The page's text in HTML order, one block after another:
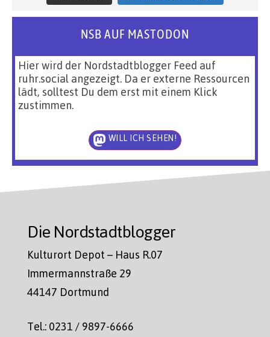
NSB AUF MASTODON
Hier wird der Nordstadtblogger Feed auf
ruhr.social angezeigt. Da er externe Ressourcen
lädt, solltest Du dem erst mit einem Klick
zustimmen.
WILL ICH SEHEN!
Die Nordstadtblogger
Kulturort Depot – Haus R.07
Immermannstraße 29
44147 Dortmund
Tel.: 0231 / 9897-6666